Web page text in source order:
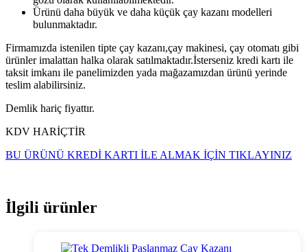
Ürünü daha büyük ve daha küçük çay kazanı modelleri
bulunmaktadır.
Firmamızda istenilen tipte çay kazanı,çay makinesi, çay otomatı gibi
ürünler imalattan halka olarak satılmaktadır.İsterseniz kredi kartı ile
taksit imkanı ile panelimizden yada mağazamızdan ürünü yerinde
teslim alabilirsiniz.
Demlik hariç fiyattır.
KDV HARİÇTİR
BU ÜRÜNÜ KREDİ KARTI İLE ALMAK İÇİN TIKLAYINIZ
İlgili ürünler